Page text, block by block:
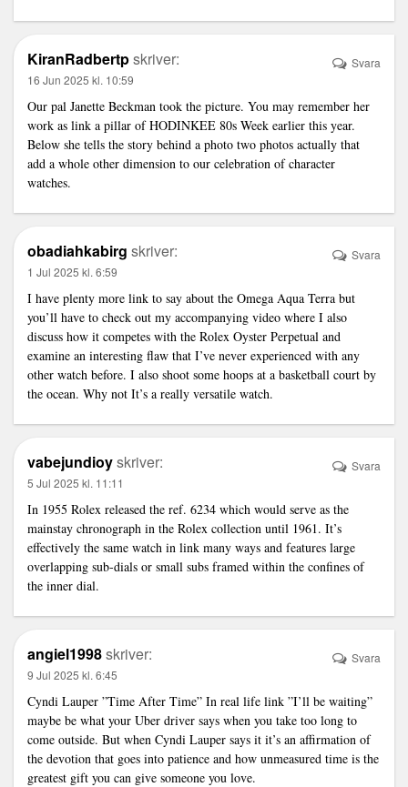
KiranRadbertpskriver:
16 Jun 2025 kl. 10:59
Our pal Janette Beckman took the picture. You may remember her
work as link a pillar of HODINKEE 80s Week earlier this year.
Below she tells the story behind a photo two photos actually that
add a whole other dimension to our celebration of character
watches.
Svara
obadiahkabirg skriver:
1 Jul 2025 kl. 6:59
I have plenty more link to say about the Omega Aqua Terra but
you’ll have to check out my accompanying video where I also
discuss how it competes with the Rolex Oyster Perpetual and
examine an interesting flaw that I’ve never experienced with any
other watch before. I also shoot some hoops at a basketball court by
the ocean. Why not It’s a really versatile watch.
Svara
vabejundioyskriver:
5 Jul 2025 kl. 11:11
In 1955 Rolex released the ref. 6234 which would serve as the
mainstay chronograph in the Rolex collection until 1961. It’s
effectively the same watch in link many ways and features large
overlapping sub-dials or small subs framed within the confines of
the inner dial.
Svara
angiel1998skriver:
9 Jul 2025 kl. 6:45
Cyndi Lauper ”Time After Time” In real life link ”I’ll be waiting”
maybe be what your Uber driver says when you take too long to
come outside. But when Cyndi Lauper says it it’s an affirmation of
the devotion that goes into patience and how unmeasured time is the
greatest gift you can give someone you love.
Svara